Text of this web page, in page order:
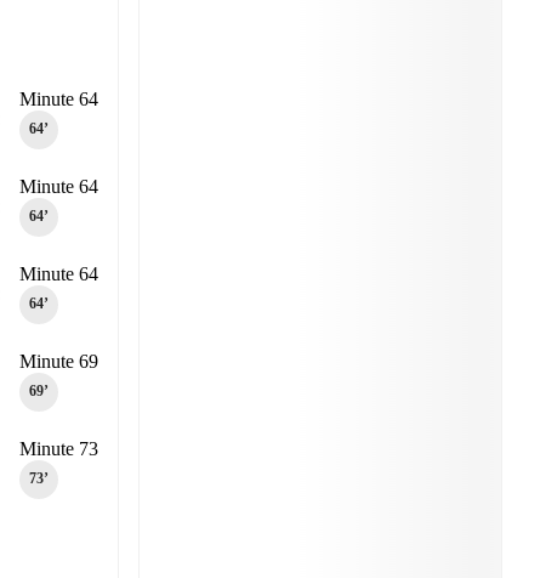
Minute 64
64‎’‎
Minute 64
64‎’‎
Minute 64
64‎’‎
Minute 69
69‎’‎
Minute 73
73‎’‎